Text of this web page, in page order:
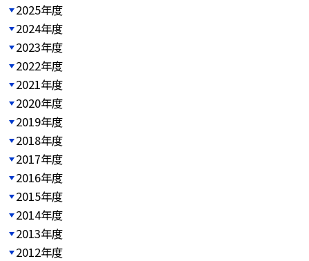
2025年度
2024年度
2023年度
2022年度
2021年度
2020年度
2019年度
2018年度
2017年度
2016年度
2015年度
2014年度
2013年度
2012年度